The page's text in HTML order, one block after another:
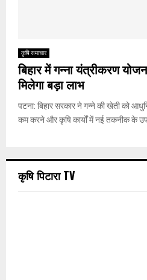
कृषि समाचार
बिहार में गन्ना यंत्रीकरण
मिलेगा बड़ा लाभ
पटना: बिहार सरकार ने गन्ने की खेती को
कम करने और कृषि कार्यों में नई तकनीक के
कृषि पिटारा TV